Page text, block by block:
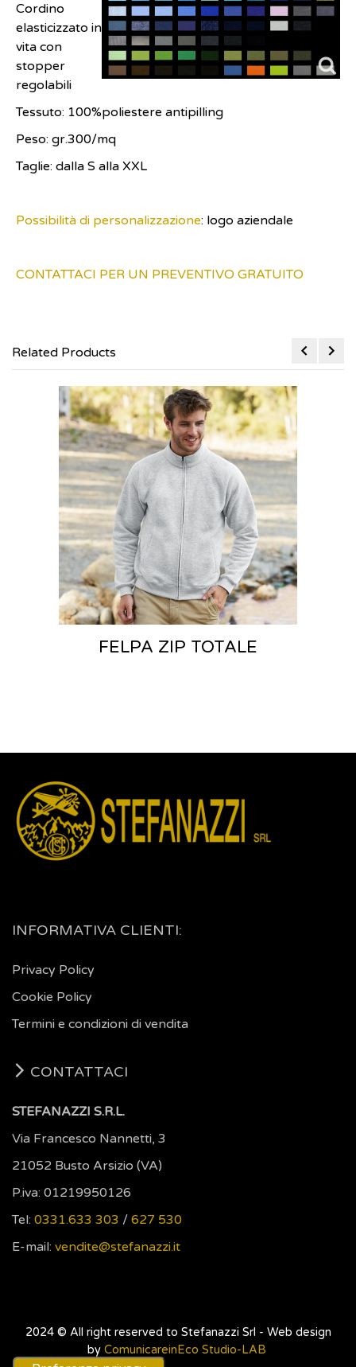
Cordino
elasticizzato in
vita con
stopper
regolabili
Tessuto: 100%poliestere antipilling
Peso: gr.300/mq
Taglie: dalla S alla XXL
Possibilità di personalizzazione: logo aziendale
CONTATTACI PER UN PREVENTIVO GRATUITO
Related Products
ZIP TOTALE
INFORMATIVA CLIENTI:
Privacy Policy
Cookie Policy
Termini e condizioni di vendita
CONTATTACI
STEFANAZZI S.R.L.
Via Francesco Nannetti, 3
21052 Busto Arsizio (VA)
P.iva: 01219950126
Tel: 0331.633 303 / 627 530
E-mail: vendite@stefanazzi.it
2024 © All right reserved to Stefanazzi Srl - Web design
by ComunicareinEco Studio-LAB